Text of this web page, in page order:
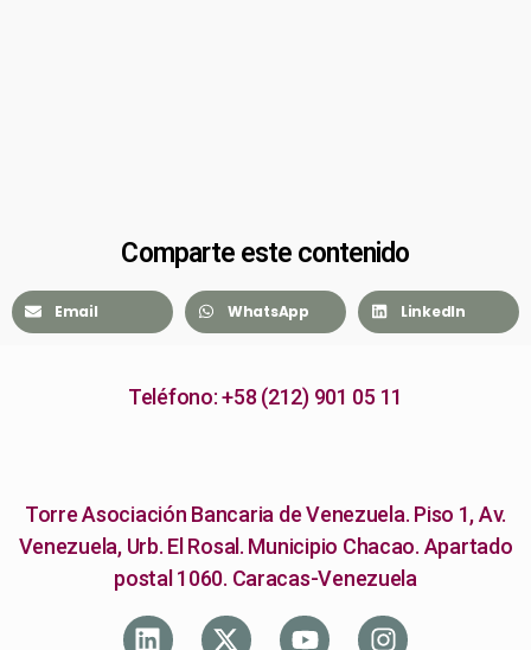
Comparte este contenido
Email WhatsApp LinkedIn
Teléfono: +58 (212) 901 05 11
Torre Asociación Bancaria de Venezuela. Piso 1, Av.
Venezuela, Urb. El Rosal. Municipio Chacao. Apartado
postal 1060. Caracas-Venezuela